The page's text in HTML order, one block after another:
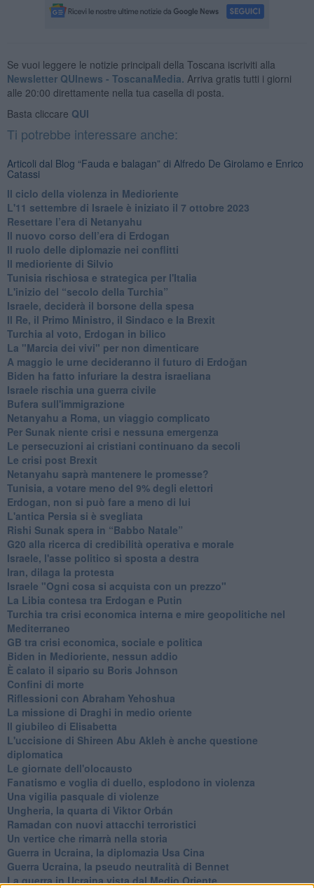
Se vuoi leggere le notizie principali della Toscana iscriviti alla
Newsletter QUInews - ToscanaMedia. Arriva gratis tutti i giorni
alle 20:00 direttamente nella tua casella di posta.
Basta cliccare QUI
Ti potrebbe interessare anche:
Articoli dal Blog “Fauda e balagan” di Alfredo De Girolamo e Enrico
Catassi
Il ciclo della violenza in Medioriente
L'11 settembre di Israele è iniziato il 7 ottobre 2023
Resettare l’era di Netanyahu
​Il nuovo corso dell’era di Erdogan
Il ruolo delle diplomazie nei conflitti
Il medioriente di Silvio
Tunisia rischiosa e strategica per l'Italia
L'inizio del “secolo della Turchia”
Israele, deciderà il borsone della spesa
Il Re, il Primo Ministro, il Sindaco e la Brexit
Turchia al voto, Erdogan in bilico
La "Marcia dei vivi" per non dimenticare
A maggio le urne decideranno il futuro di Erdoğan
Biden ha fatto infuriare la destra israeliana
Israele rischia una guerra civile
Bufera sull'immigrazione
Netanyahu a Roma, un viaggio complicato
Per Sunak niente crisi e nessuna emergenza
Le persecuzioni ai cristiani continuano da secoli
Le crisi post Brexit
Netanyahu saprà mantenere le promesse?
Tunisia, a votare meno del 9% degli elettori
Erdogan, non si può fare a meno di lui
L'antica Persia si è svegliata
Rishi Sunak spera in “Babbo Natale”
G20 alla ricerca di credibilità operativa e morale
Israele, l'asse politico si sposta a destra
Iran, dilaga la protesta
Israele "Ogni cosa si acquista con un prezzo"
La Libia contesa tra Erdogan e Putin
Turchia tra crisi economica interna e mire geopolitiche nel
Mediterraneo
GB tra crisi economica, sociale e politica
Biden in Medioriente, nessun addio
È calato il sipario su Boris Johnson
Confini di morte
Riflessioni con Abraham Yehoshua
La missione di Draghi in medio oriente
Il giubileo di Elisabetta
L'uccisione di Shireen Abu Akleh è anche questione
diplomatica
Le giornate dell'olocausto
Fanatismo e voglia di duello, esplodono in violenza
Una vigilia pasquale di violenze
Ungheria, la quarta di Viktor Orbán
Ramadan con nuovi attacchi terroristici
Un vertice che rimarrà nella storia
Guerra in Ucraina, la diplomazia Usa Cina
Guerra Ucraina, la pseudo neutralità di Bennet
La guerra in Ucraina vista dal Medio Oriente